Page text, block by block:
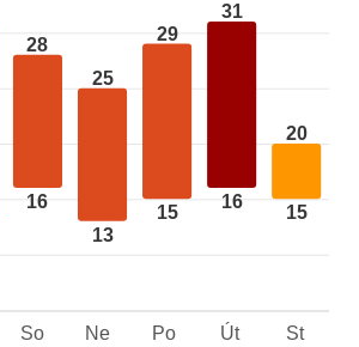
28
16
25
13
29
15
31
16
20
15
So Ne Po Út St